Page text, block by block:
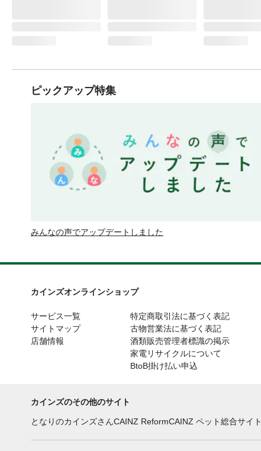
ピックアップ特集
みんなの声でアップデートしました
カインズオンラインショップ
サービス一覧
サイトマップ
店舗情報
特定商取引法に基づく表記
古物営業法に基づく表記
酒類販売管理者標識の掲示
家電リサイクルについて
BtoB掛け払い申込
カインズのその他のサイト
となりのカインズさんCAINZ ReformCAINZ ペット総合サイト